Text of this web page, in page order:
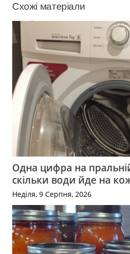
Схожі матеріали
Одна цифра на
скільки води йде на
Неділя, 9 Серпня, 2026